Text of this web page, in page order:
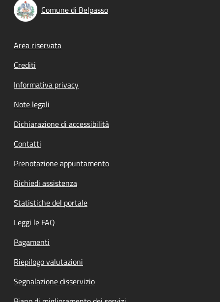
Comune di Belpasso
Footer menu
Area riservata
Crediti
Informativa privacy
Note legali
Dichiarazione di accessibilità
Contatti
Prenotazione appuntamento
Richiedi assistenza
Statistiche del portale
Leggi le FAQ
Pagamenti
Riepilogo valutazioni
Segnalazione disservizio